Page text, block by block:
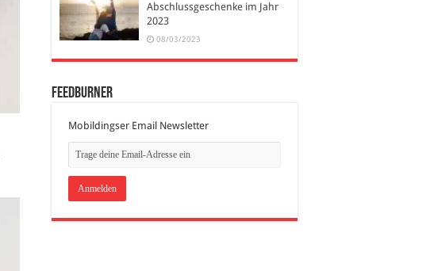
Abschlussgeschenke im Jahr
2023
08/03/2023
FeedBurner
Mobildingser Email Newsletter